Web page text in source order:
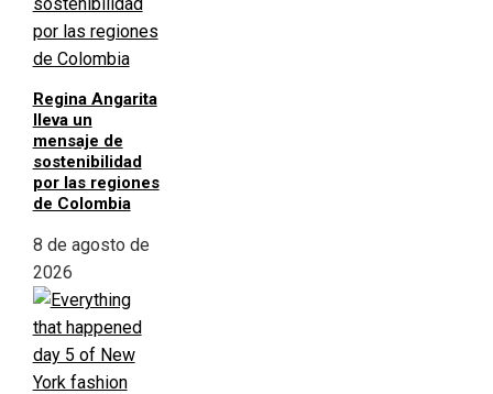
Regina Angarita
lleva un
mensaje de
sostenibilidad
por las regiones
de Colombia
8 de agosto de
2026